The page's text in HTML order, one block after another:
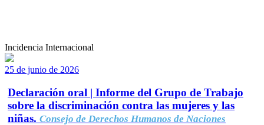
Incidencia Internacional
25 de junio de 2026
Declaración oral | Informe del Grupo de Trabajo
sobre la discriminación contra las mujeres y las
niñas. Consejo de Derechos Humanos de Naciones